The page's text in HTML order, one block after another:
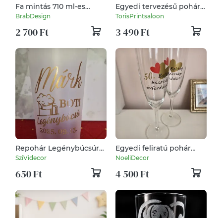
Fa mintás 710 ml-es
műanyag pohár – vicces
felirattal, tetővel és
szívószállal
BrabDesign
2 700 Ft
Egyedi tervezésű pohár,
egyedi repohár, egyedi
TorisPrintsaloon
3 490 Ft
Repohár Legénybúcsúra,
lánybúcsúra vagy
egyedi mintával és
felirattal!
SziVidecor
650 Ft
Egyedi feliratú pohár
évfordulóra
NoeliDecor
4 500 Ft